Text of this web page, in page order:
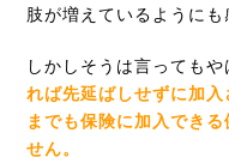
肢が増えているようにも
しかしそうは言ってもや
れば先延ばしせずに加
までも保険に加入でき
せん。